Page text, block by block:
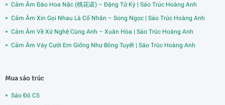
Cảm Âm Đào Hoa Nặc (桃花诺) – Đặng Tử Kỳ | Sáo Trúc Hoàng Anh
Cảm Âm Xin Gọi Nhau Là Cố Nhân – Song Ngọc | Sáo Trúc Hoàng Anh
Cảm Âm Về Xứ Nghệ Cùng Anh – Xuân Hòa | Sáo Trúc Hoàng Anh
Cảm Âm Váy Cưới Em Giống Như Bông Tuyết | Sáo Trúc Hoàng Anh
Mua sáo trúc
Sáo Đô C5